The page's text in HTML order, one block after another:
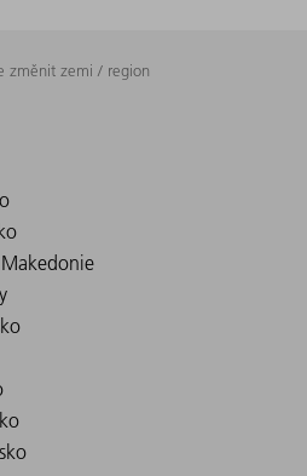
změnit zemi / region